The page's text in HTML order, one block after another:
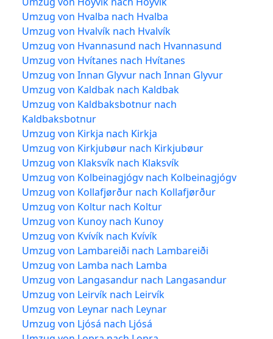
Umzug von Hvalba nach Hvalba
Umzug von Hvalvík nach Hvalvík
Umzug von Hvannasund nach Hvannasund
Umzug von Hvítanes nach Hvítanes
Umzug von Innan Glyvur nach Innan Glyvur
Umzug von Kaldbak nach Kaldbak
Umzug von Kaldbaksbotnur nach
Kaldbaksbotnur
Umzug von Kirkja nach Kirkja
Umzug von Kirkjubøur nach Kirkjubøur
Umzug von Klaksvík nach Klaksvík
Umzug von Kolbeinagjógv nach Kolbeinagjógv
Umzug von Kollafjørður nach Kollafjørður
Umzug von Koltur nach Koltur
Umzug von Kunoy nach Kunoy
Umzug von Kvívík nach Kvívík
Umzug von Lambareiði nach Lambareiði
Umzug von Lamba nach Lamba
Umzug von Langasandur nach Langasandur
Umzug von Leirvík nach Leirvík
Umzug von Leynar nach Leynar
Umzug von Ljósá nach Ljósá